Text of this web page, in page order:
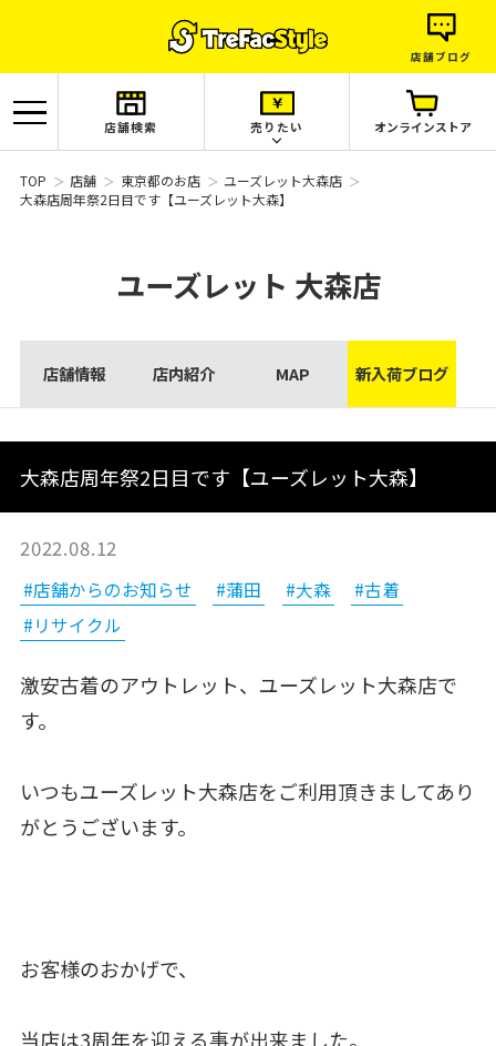
店舗ブログ
店舗検索 売りたい オンラインストア
TOP 店舗 東京都のお店
ユーズレット大森店
大森店周年祭2日目です【ユーズレット大森】
ユーズレット 大森店
店舗情報 店内紹介 MAP 新入荷ブログ
大森店周年祭2日目です【ユーズレット大森】
2022.08.12
#店舗からのお知らせ #蒲田 #大森
#古着
#リサイクル
激安古着のアウトレット、ユーズレット大森店で
す。
いつもユーズレット大森店をご利用頂きましてあり
がとうございます。
お客様のおかげで、
当店は3周年を迎える事が出来ました。